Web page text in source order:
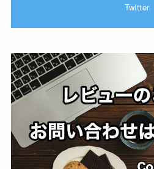
Twitter